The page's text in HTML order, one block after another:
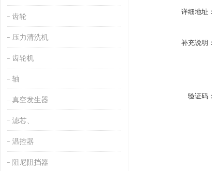
齿轮
压力清洗机
齿轮机
轴
真空发生器
滤芯、
温控器
阻尼阻挡器
详细地址：
补充说明：
验证码：